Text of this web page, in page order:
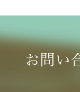
お問い